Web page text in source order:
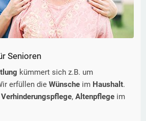
Senioren
kümmert sich z.B. um
erfüllen die Wünsche im Haushalt.
Verhinderungspflege, Altenpflege im